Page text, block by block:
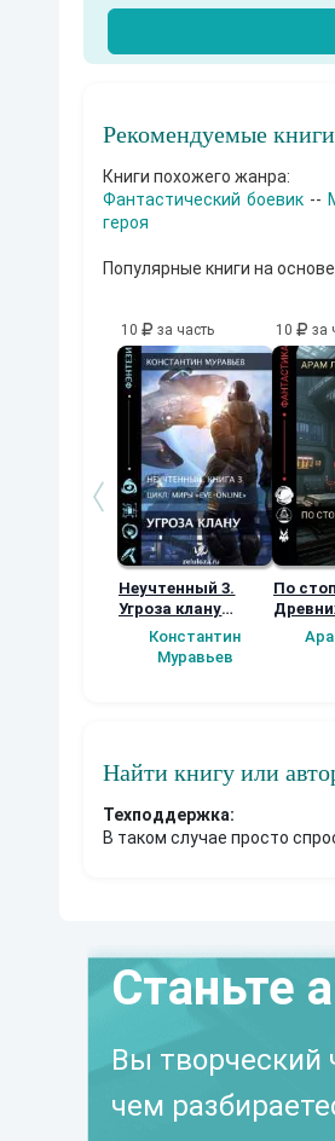
Рекомендуемые книги
Книги похожего жанра:
Фантастический боевик --
героя
Популярные книги на
10 за часть
Неучтенный 3.
Угроза клану
(Альтернативное
продолжение)
Константин
Муравьев
10 за
По
Найти книгу или
Техподдержка:
В таком случае просто
Станьте
Вы творческий
чем